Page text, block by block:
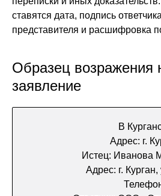
ставятся дата, подпись
представителя и расшифровка
Образец возражения
заявление
В
Адрес: г.
Истец: Иванова
Адрес: г.